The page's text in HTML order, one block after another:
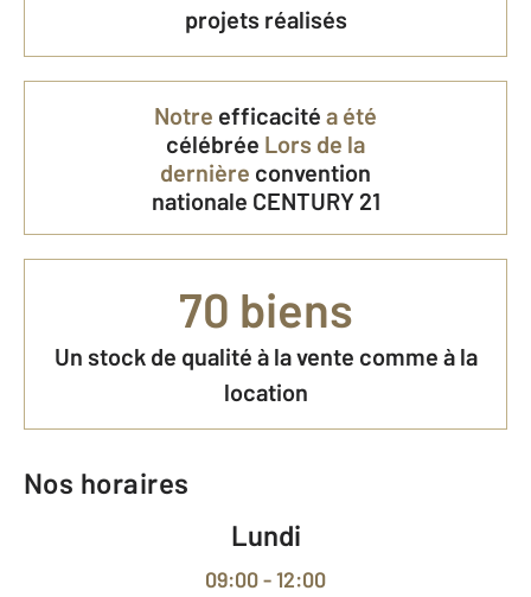
projets réalisés
Notre efficacité a été
célébrée Lors de la
dernière convention
nationale CENTURY 21
70 biens
Un stock de qualité à la vente comme à la
location
Nos horaires
Lundi
09:00 - 12:00